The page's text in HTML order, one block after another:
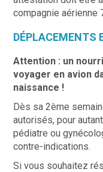
compagnie aérienne
DÉPLACEMENTS
Attention : un
voyager en avion
naissance !
Dès sa 2ème
autorisés, pour
pédiatre ou
contre-indications.
Si vous souhaitez